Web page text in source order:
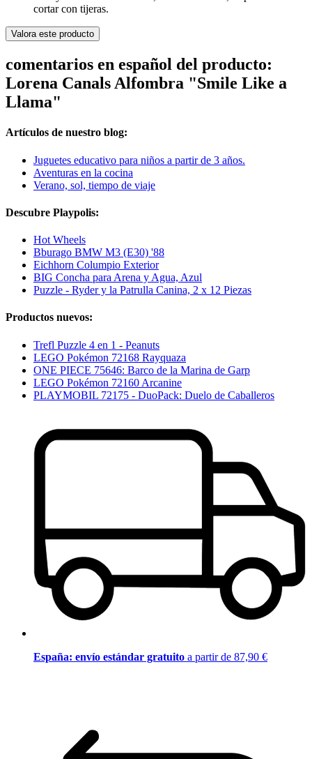
cortar con tijeras.
Valora este producto
comentarios en español del producto:
Lorena Canals Alfombra "Smile Like a
Llama"
Artículos de nuestro blog:
Juguetes educativo para niños a partir de 3 años.
Aventuras en la cocina
Verano, sol, tiempo de viaje
Descubre Playpolis:
Hot Wheels
Bburago BMW M3 (E30) '88
Eichhorn Columpio Exterior
BIG Concha para Arena y Agua, Azul
Puzzle - Ryder y la Patrulla Canina, 2 x 12 Piezas
Productos nuevos:
Trefl Puzzle 4 en 1 - Peanuts
LEGO Pokémon 72168 Rayquaza
ONE PIECE 75646: Barco de la Marina de Garp
LEGO Pokémon 72160 Arcanine
PLAYMOBIL 72175 - DuoPack: Duelo de Caballeros
España: envío estándar gratuito a partir de 87,90 €